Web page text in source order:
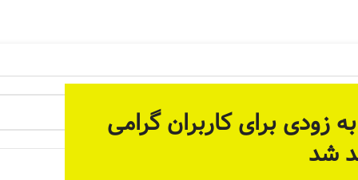
زودی برای کاربران گرامی
شد